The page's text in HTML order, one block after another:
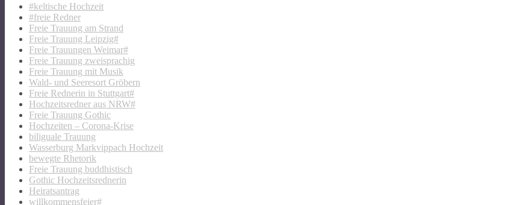
#keltische Hochzeit
#freie Redner
Freie Trauung am Strand
Freie Trauung Leipzig#
Freie Trauungen Weimar#
Freie Trauung zweisprachig
Freie Trauung mit Musik
Wald- und Seeresort Gröbern
Freie Rednerin in Stuttgart#
Hochzeitsredner aus NRW#
Freie Trauung Gothic
Hochzeiten – Corona-Krise
biliguale Trauung
Wasserburg Markvippach Hochzeit
bewegte Rhetorik
Freie Trauung buddhistisch
Gothic Hochzeitsrednerin
Heiratsantrag
willkommensfeier#